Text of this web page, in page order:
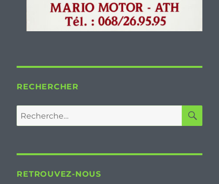
RECHERCHER
Recherche
pour :
RETROUVEZ-NOUS